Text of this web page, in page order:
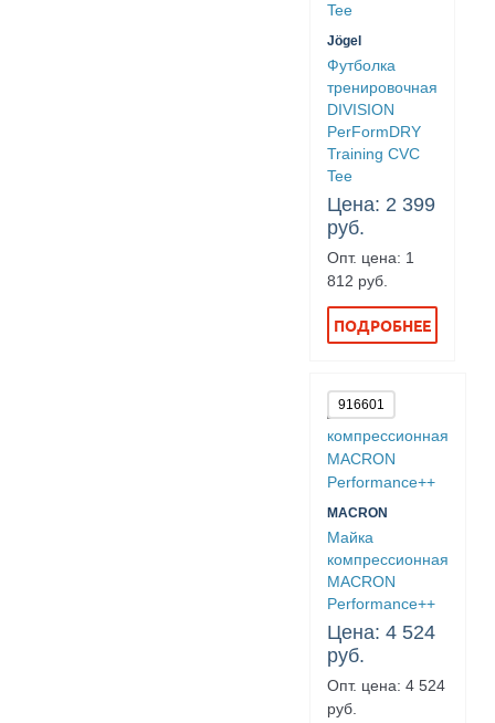
Jögel
Футболка
тренировочная
DIVISION
PerFormDRY
Training CVC
Tee
Цена: 2 399
руб.
Опт. цена: 1
812 руб.
ПОДРОБНЕЕ
916601
MACRON
Майка
компрессионная
MACRON
Performance++
Цена: 4 524
руб.
Опт. цена: 4 524
руб.